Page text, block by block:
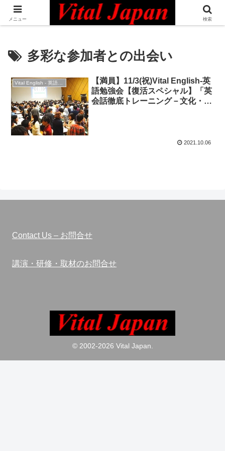
日本最大級の英語コミュニティ・Bilingual Professionals Network
多彩な参加者との出会い
Vital English - 英語勉強会
【満員】11/3(祝)Vital English-英
語勉強会【復活スペシャル】「英
会話徹底トレーニング－文化・ス
2021.10.06
Contact Us – お問合せ
講演・研修・取材のお問合せ
© 2002-2026 Vital Japan.
メニュー 検索